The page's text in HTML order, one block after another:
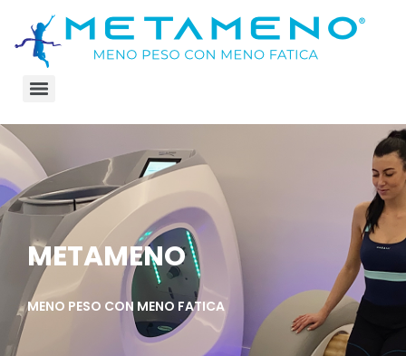
METAMENO
MENO PESO CON MENO FATICA